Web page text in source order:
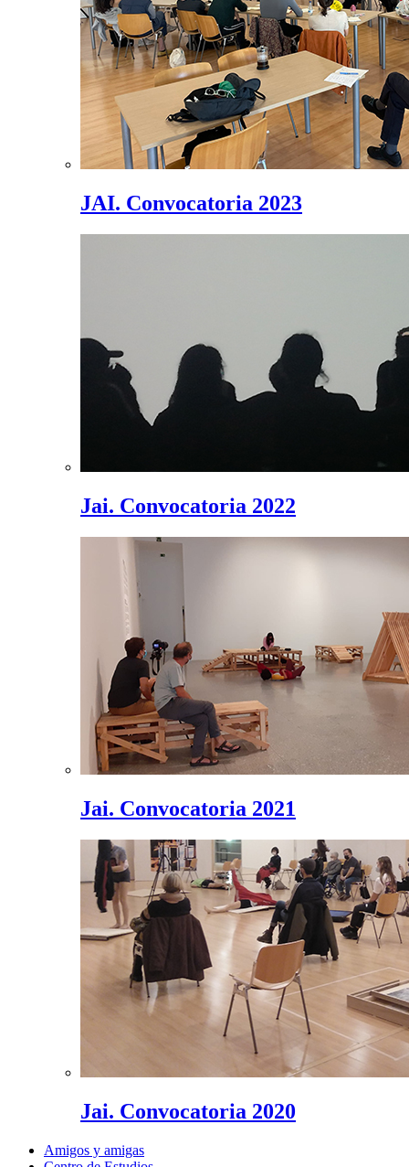
JAI. Convocatoria 2023
Jai. Convocatoria 2022
Jai. Convocatoria 2021
Jai. Convocatoria 2020
Amigos y amigas